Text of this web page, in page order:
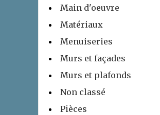
Main d'oeuvre
Matériaux
Menuiseries
Murs et façades
Murs et plafonds
Non classé
Pièces